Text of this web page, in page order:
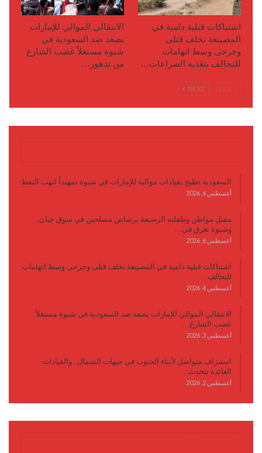
اشتباكات قبلية دامية في
المصينعة تخلف قتلى
وجرحى وسط اتهامات
للتحالف بتغذية الصراعات…
الانتقالي الموالي للإمارات
يصعد ضد السعودية في
شبوة مستغلاً غضب الشارع
من تدهور…
NEXT
السعودية تطيح بقيادات موالية للإمارات في شبوة تمهيداً لنهب النفط
أغسطس 6, 2026
مقتل مواطن وطفلته الرضيعة برصاص مسلحين في سوق حبان..
وشبوة تغرق في…
أغسطس 6, 2026
اشتباكات قبلية دامية في المصينعة تخلف قتلى وجرحى وسط اتهامات
للتحالف…
أغسطس 4, 2026
الانتقالي الموالي للإمارات يصعد ضد السعودية في شبوة مستغلاً
غضب الشارع…
أغسطس 3, 2026
استنزاف متواصل لأبناء الجنوب في جبهات الشمال.. والقيادات
العائدة تتحدث…
أغسطس 2, 2026